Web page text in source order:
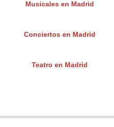
Musicales en Madrid
Conciertos en Madrid
Teatro en Madrid